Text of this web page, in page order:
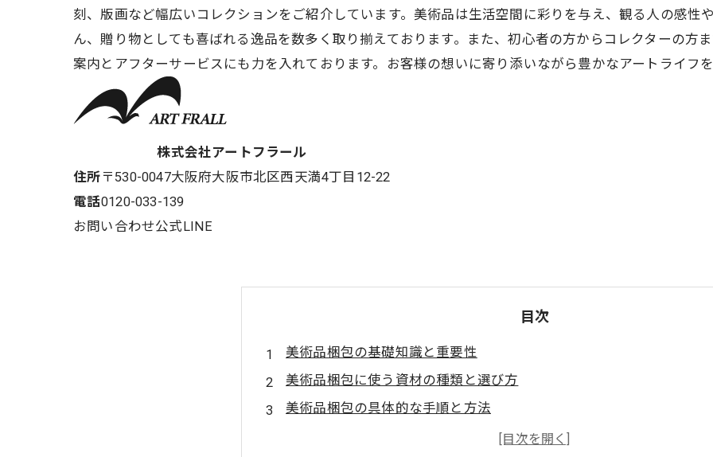
刻、版画など幅広いコレクションをご紹介しています。美術品は生活空間に彩りを与え、観る人の感性
ん、贈り物としても喜ばれる逸品を数多く取り揃えております。また、初心者の方からコレクターの方
案内とアフターサービスにも力を入れております。お客様の想いに寄り添いながら豊かなアートライフを
株式会社アートフラール
住所 〒530-0047大阪府大阪市北区西天満4丁目12-22
電話0120-033-139
お問い合わせ公式LINE
目次
美術品梱包の基礎知識と重要性
美術品梱包に使う資材の種類と選び方
美術品梱包の具体的な手順と方法
美術品梱包輸送技能取得士資格の詳細 - 国家資格の意義と取得方法を
お問い合わせはこちら